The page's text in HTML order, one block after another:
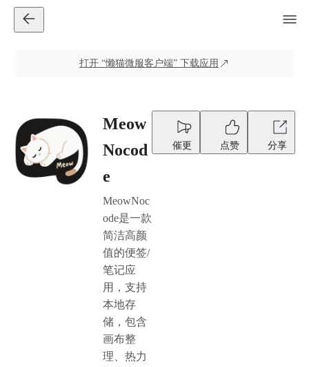
打开 “懒猫微服客户端” 下载应用
Meow
Nocod
e
MeowNoc
ode是一款
简洁高颜
值的便签/
笔记应
用，支持
本地存
储，包含
画布整
理、热力
催更 点赞 分享